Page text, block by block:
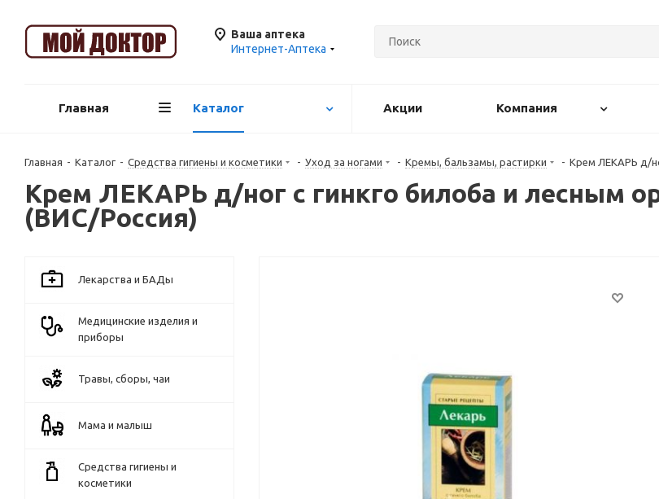
Ваша аптека
Интернет-Аптека
Главная Каталог Акции Компания
Главная - Каталог - Средства гигиены и косметики - Уход за ногами - Кремы, бальзамы, растирки - Крем ЛЕКАРЬ д/
Крем ЛЕКАРЬ д/ног с гинкго билоба и лесным
(ВИС/Россия)
Лекарства и БАДы
Медицинские изделия и
приборы
Травы, сборы, чаи
Мама и малыш
Средства гигиены и
косметики